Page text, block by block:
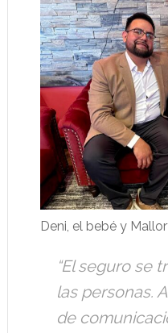
Deni, el bebé y
“El seguro se
las personas.
de